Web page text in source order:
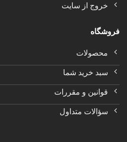
خروج از سایت
فروشگاه
محصولات
سبد خرید شما
قوانین و مقررات
سؤالات متداول